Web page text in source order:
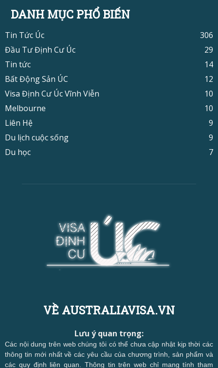
DANH MỤC PHỔ BIẾN
Tin Tức Úc
306
Đầu Tư Định Cư Úc
29
Tin tức
14
Bất Động Sản ÚC
12
Visa Định Cư Úc Vĩnh Viễn
10
Melbourne
10
Liên Hệ
9
Du lịch cuộc sống
9
Du học
7
VỀ AUSTRALIAVISA.VN
Lưu ý quan trọng:
Các nội dung trên web chúng tôi có thể chưa cập nhật kịp thời các
thông tin mới nhất về các yêu cầu của chương trình, sản phẩm và
các quy định liên quan. Thông tin trên web chỉ mang tính tham